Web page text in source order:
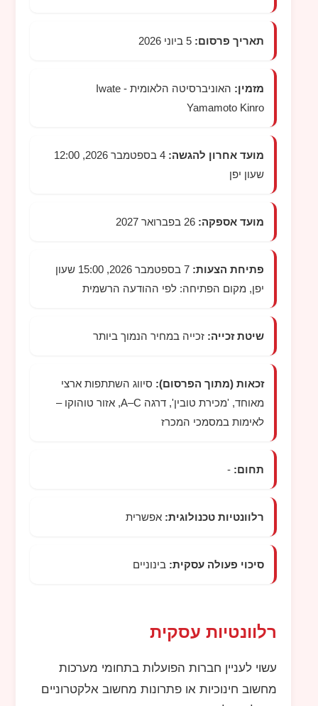
תאריך פרסום:5 ביוני 2026
מזמין:האוניברסיטה הלאומיתIwate -
Yamamoto Kinro
מועד אחרון להגשה:
4 בספטמבר 2026, 12:00
שעון יפן
מועד אספקה:26 בפברואר 2027
פתיחת הצעות:
7 בספטמבר 2026, 15:00 שעון
יפן, מקום הפתיחה: לפי ההודעה הרשמית
שיטת זכייה:זכייה במחיר הנמוך ביותר
זכאות (מתוך הפרסום):סיווג השתתפות ארצי
מאוחד, 'מכירת טובין', דרגה A–C, אזור טוהוקו –
לאימות במסמכי המכרז
תחום:-
רלוונטיות טכנולוגית:אפשרית
סיכוי פעולה עסקית:בינוניים
רלוונטיות עסקית
עשוי לעניין חברות הפועלות בתחומי מערכות
מחשוב חינוכיות או פתרונות מחשוב אלקטרוניים